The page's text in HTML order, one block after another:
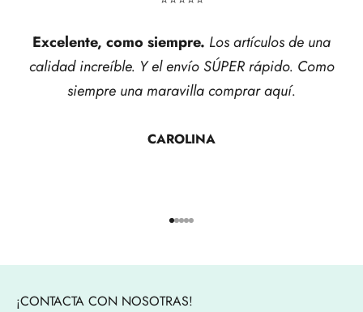
Excelente, como siempre. Los artículos de una
calidad increíble. Y el envío SÚPER rápido. Como
siempre una maravilla comprar aquí.
CAROLINA
Ir al artículo 1
Ir al artículo 2
Ir al artículo 3
Ir al artículo 4
Ir al artículo 5
¡CONTACTA CON NOSOTRAS!